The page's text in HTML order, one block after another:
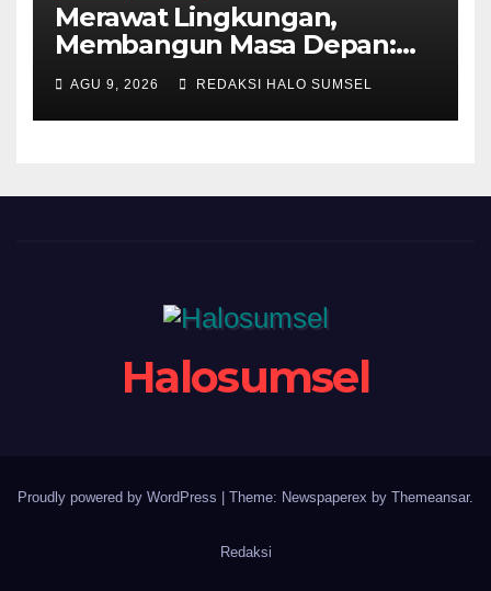
Merawat Lingkungan,
Membangun Masa Depan:
Satgas TMMD 129
Bojonegoro dan Warga
Bersih-Bersih Sungai
AGU 9, 2026 REDAKSI HALO SUMSEL
Halosumsel
Proudly powered by WordPress Theme: Newspaperex by Themeansar.
Redaksi